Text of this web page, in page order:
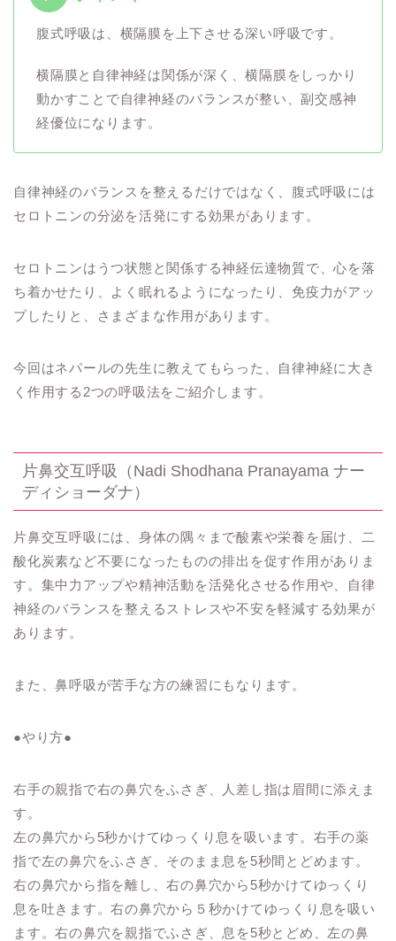
腹式呼吸は、横隔膜を上下させる深い呼吸です。
横隔膜と自律神経は関係が深く、横隔膜をしっかり
動かすことで自律神経のバランスが整い、副交感神
経優位になります。
自律神経のバランスを整えるだけではなく、腹式呼吸には
セロトニンの分泌を活発にする効果があります。
セロトニンはうつ状態と関係する神経伝達物質で、心を落
ち着かせたり、よく眠れるようになったり、免疫力がアッ
プしたりと、さまざまな作用があります。
今回はネパールの先生に教えてもらった、自律神経に大き
く作用する2つの呼吸法をご紹介します。
片鼻交互呼吸（Nadi Shodhana Pranayama ナー
ディショーダナ）
片鼻交互呼吸には、身体の隅々まで酸素や栄養を届け、二
酸化炭素など不要になったものの排出を促す作用がありま
す。集中力アップや精神活動を活発化させる作用や、自律
神経のバランスを整えるストレスや不安を軽減する効果が
あります。
また、鼻呼吸が苦手な方の練習にもなります。
●やり方●
右手の親指で右の鼻穴をふさぎ、人差し指は眉間に添えま
す。
左の鼻穴から5秒かけてゆっくり息を吸います。右手の薬
指で左の鼻穴をふさぎ、そのまま息を5秒間とどめます。
右の鼻穴から指を離し、右の鼻穴から5秒かけてゆっくり
息を吐きます。右の鼻穴から５秒かけてゆっくり息を吸い
ます。右の鼻穴を親指でふさぎ、息を5秒とどめ、左の鼻